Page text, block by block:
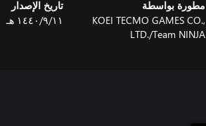
مطورة بواسطة
KOEI TECMO GAMES CO.,
LTD./Team NINJA
تاريخ الإصدار
١١‏/٩‏/١٤٤٠ هـ